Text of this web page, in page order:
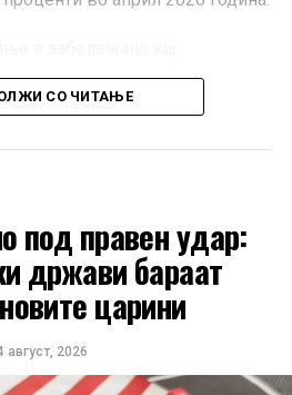
при што домаќинствата ги
на луксузна облека, обувки,
приходи најмногу ја
поради зголемената
со пониски примања ги
добра, ресторани и
со раст на трошоците
СО ЧИТАЊЕ
под правен удар:
држави бараат
царини
август, 2026